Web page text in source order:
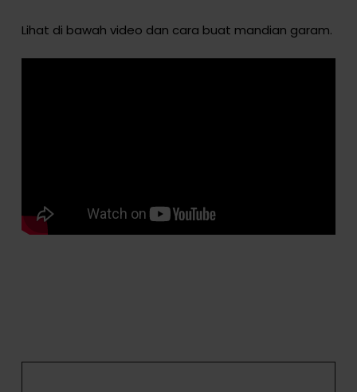
Lihat di bawah video dan cara buat mandian garam.